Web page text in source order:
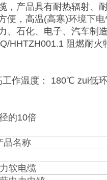
，产品具有耐热辐射、
便，高温(高寒)环境下
石化、电子、汽车制造
HHTZH001.1 阻燃耐火
作温度： 180℃ zui低
的10倍
品名称
软电缆